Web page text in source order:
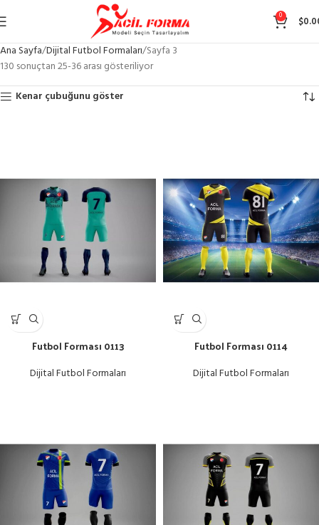
0 $
Ana Sayfa Dijital Futbol Formaları Sayfa 3
130 sonuçtan 25-36 arası gösteriliyor
Kenar çubuğunu göster
Futbol Forması 0113
Dijital Futbol Formaları
Futbol Forması 0114
Dijital Futbol Formaları